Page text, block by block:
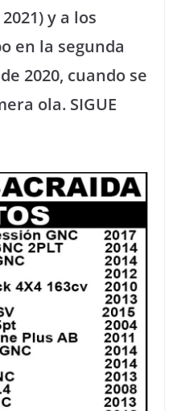
y a los
en la segunda
2020, cuando se
ola. SIGUE